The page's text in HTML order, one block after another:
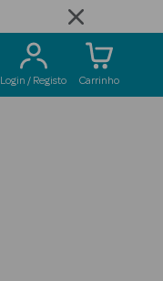
Login / Registo Carrinho